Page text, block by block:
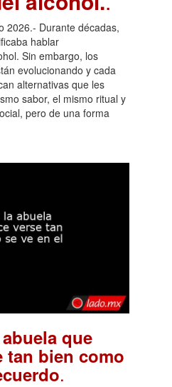
2026.- Durante décadas,
hablar
Sin embargo, los
evolucionando y cada
alternativas que les
sabor, el mismo ritual y
pero de una forma
que
tan bien como
.